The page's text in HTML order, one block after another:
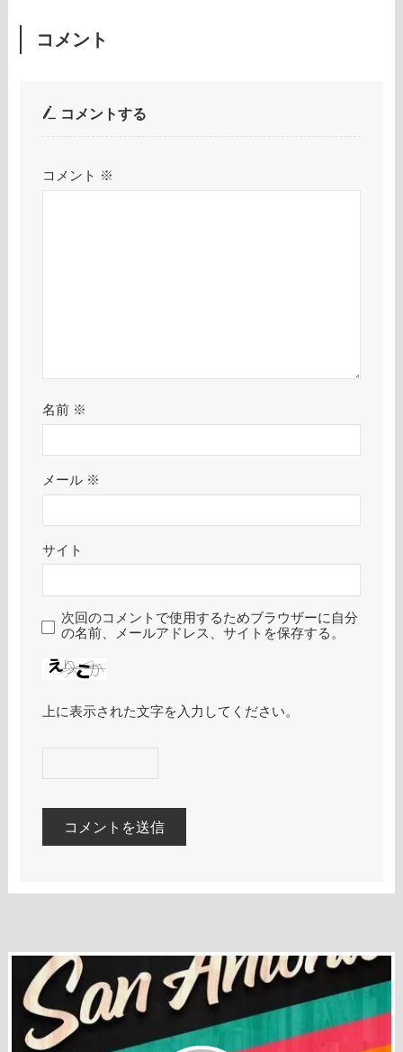
コメント
コメントする
コメント ※
名前 ※
メール ※
サイト
次回のコメントで使用するためブラウザーに自分
の名前、メールアドレス、サイトを保存する。
上に表示された文字を入力してください。